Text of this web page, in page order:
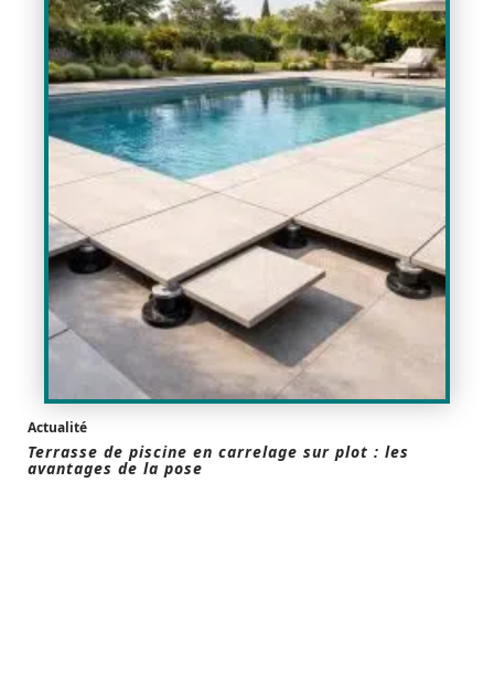
Actualité
Terrasse de piscine en carrelage sur plot : les
avantages de la pose